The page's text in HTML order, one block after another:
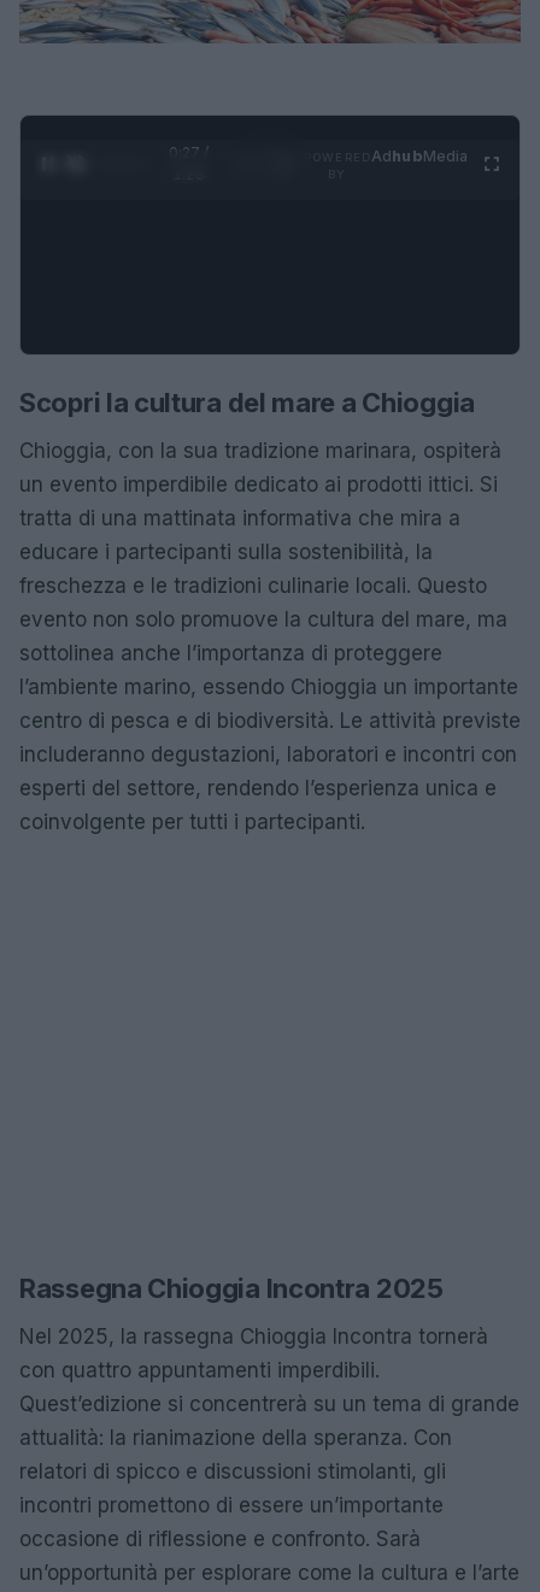
0:28 /
AdhubMedia
Scopri la cultura del mare a Chioggia
Chioggia, con la sua tradizione marinara, ospiterà
un evento imperdibile dedicato ai prodotti ittici. Si
tratta di una mattinata informativa che mira a
educare i partecipanti sulla sostenibilità, la
freschezza e le tradizioni culinarie locali. Questo
evento non solo promuove la cultura del mare, ma
sottolinea anche l’importanza di proteggere
l’ambiente marino, essendo Chioggia un importante
centro di pesca e di biodiversità. Le attività previste
includeranno degustazioni, laboratori e incontri con
esperti del settore, rendendo l’esperienza unica e
coinvolgente per tutti i partecipanti.
Rassegna Chioggia Incontra 2025
Nel 2025, la rassegna Chioggia Incontra tornerà
con quattro appuntamenti imperdibili.
Quest’edizione si concentrerà su un tema di grande
attualità: la rianimazione della speranza. Con
relatori di spicco e discussioni stimolanti, gli
incontri promettono di essere un’importante
occasione di riflessione e confronto. Sarà
un’opportunità per esplorare come la cultura e l’arte